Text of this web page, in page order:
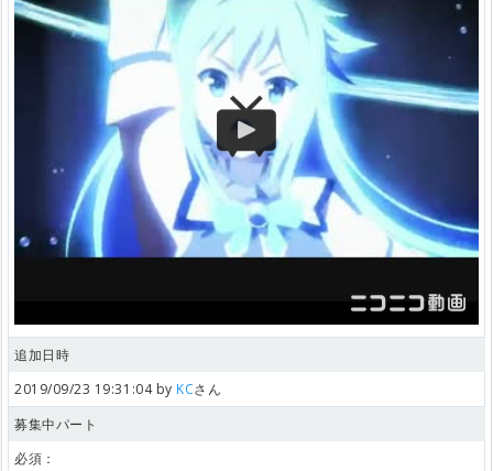
追加日時
2019/09/23 19:31:04 by KCさん
募集中パート
必須：